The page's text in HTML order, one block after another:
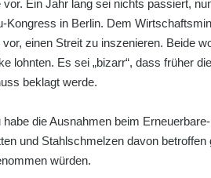
vor. Ein Jahr lang sei nichts passiert,
Kongress in Berlin. Dem
einen Streit zu inszenieren. Beide
lohnten. Es sei „bizarr“, dass früher
beklagt werde.
habe die Ausnahmen beim
und Stahlschmelzen davon
würden.